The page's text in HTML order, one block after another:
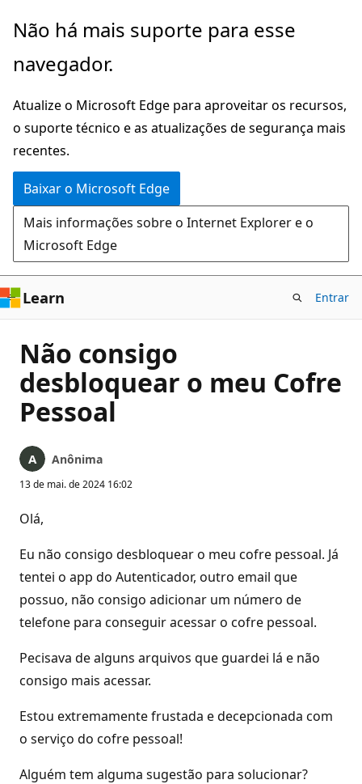
Pular
o
principal
Não há mais suporte para esse
navegador.
Atualize o Microsoft Edge para aproveitar os recursos,
o suporte técnico e as atualizações de segurança mais
recentes.
Baixar o Microsoft Edge
Mais informações sobre o Internet Explorer e o
Microsoft Edge
Learn Entrar
Não consigo
desbloquear o meu Cofre
Pessoal
Anônima
13 de mai. de 2024 16:02
Olá,
Eu não consigo desbloquear o meu cofre pessoal. Já
tentei o app do Autenticador, outro email que
possuo, não consigo adicionar um número de
telefone para conseguir acessar o cofre pessoal.
Pecisava de alguns arquivos que guardei lá e não
consigo mais acessar.
Estou extremamente frustada e decepcionada com
o serviço do cofre pessoal!
Alguém tem alguma sugestão para solucionar?